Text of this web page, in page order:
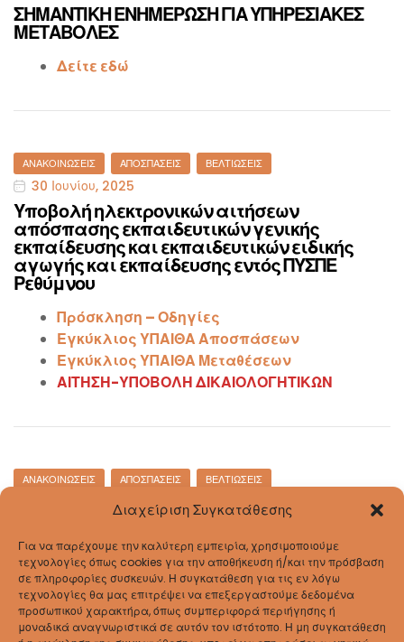
Διαχείριση Συγκατάθεσης
Για να παρέχουμε την καλύτερη εμπειρία, χρησιμοποιούμε
τεχνολογίες όπως cookies για την αποθήκευση ή/και την πρόσβαση
σε πληροφορίες συσκευών. Η συγκατάθεση για τις εν λόγω
τεχνολογίες θα μας επιτρέψει να επεξεργαστούμε δεδομένα
προσωπικού χαρακτήρα, όπως συμπεριφορά περιήγησης ή
μοναδικά αναγνωριστικά σε αυτόν τον ιστότοπο. Η μη συγκατάθεση
ΣΗΜΑΝΤΙΚΗ ΕΝΗΜΕΡΩΣΗ ΓΙΑ ΥΠΗΡΕΣΙΑΚΕΣ
ΜΕΤΑΒΟΛΕΣ
Δείτε εδώ
Categories
ΑΝΑΚΟΙΝΏΣΕΙΣ ΑΠΟΣΠΆΣΕΙΣ ΒΕΛΤΙΏΣΕΙΣ
30 Ιουνίου, 2025
Υποβολή ηλεκτρονικών αιτήσεων
απόσπασης εκπαιδευτικών γενικής
εκπαίδευσης και εκπαιδευτικών ειδικής
αγωγής και εκπαίδευσης εντός ΠΥΣΠΕ
Ρεθύμνου
Πρόσκληση – Οδηγίες
Εγκύκλιος ΥΠΑΙΘΑ Αποσπάσεων
Εγκύκλιος ΥΠΑΙΘΑ Μεταθέσεων
ΑΙΤΗΣΗ-ΥΠΟΒΟΛΗ ΔΙΚΑΙΟΛΟΓΗΤΙΚΩΝ
Categories
ΑΝΑΚΟΙΝΏΣΕΙΣ ΑΠΟΣΠΆΣΕΙΣ ΒΕΛΤΙΏΣΕΙΣ
30 Ιουνίου, 2025
ΝΗΠΙΑΓΩΓΕΙΩΝ ΦΕΚ 7335 τ.Β΄ 31-12-2024
Μοριοδότηση Δημοτικών
Μοριοδότηση Νηπιαγωγείων